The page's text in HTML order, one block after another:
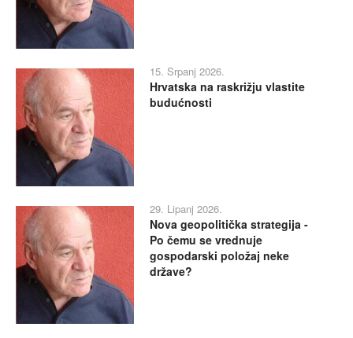
15. Srpanj 2026.
Hrvatska na raskrižju vlastite
budućnosti
29. Lipanj 2026.
Nova geopolitička strategija -
Po čemu se vrednuje
gospodarski položaj neke
države?